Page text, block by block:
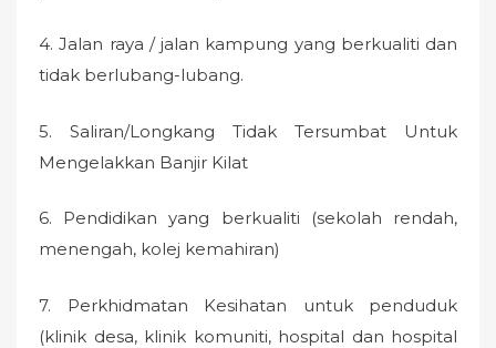
4. Jalan raya / jalan kampung yang berkualiti dan
tidak berlubang-lubang.
5. Saliran/Longkang Tidak Tersumbat Untuk
Mengelakkan Banjir Kilat
6. Pendidikan yang berkualiti (sekolah rendah,
menengah, kolej kemahiran)
7. Perkhidmatan Kesihatan untuk penduduk
(klinik desa, klinik komuniti, hospital dan hospital